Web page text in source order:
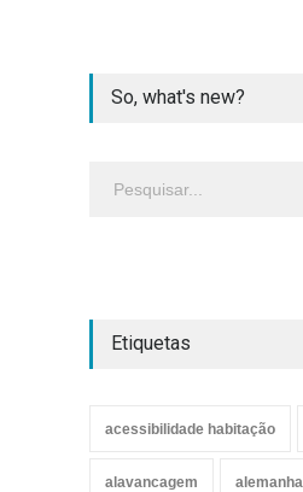
So, what's new?
Etiquetas
acessibilidade habitação
alavancagem alemanha